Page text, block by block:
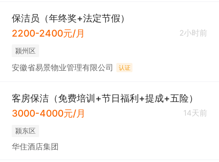
保洁员（年终奖+法定节假）
2200-2400元/月
2小时前
颍州区
安徽省易景物业管理有限公司 认证
客房保洁（免费培训+节日福利+提成+五险）
3000-4000元/月
14天前
颍东区
华住酒店集团